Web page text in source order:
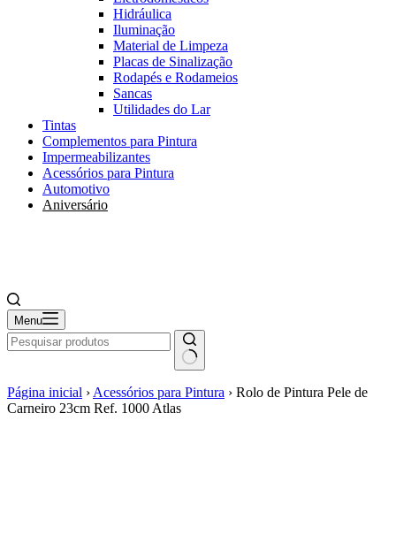
Hidráulica
Iluminação
Material de Limpeza
Placas de Sinalização
Rodapés e Rodameios
Sancas
Utilidades do Lar
Tintas
Complementos para Pintura
Impermeabilizantes
Acessórios para Pintura
Automotivo
Aniversário
Menu
Página inicial › Acessórios para Pintura › Rolo de Pintura Pele de
Carneiro 23cm Ref. 1000 Atlas